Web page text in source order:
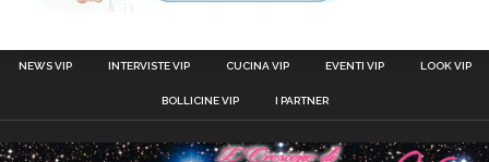
NEWS VIP INTERVISTE VIP CUCINA VIP EVENTI VIP LOOK VIP
BOLLICINE VIP I PARTNER